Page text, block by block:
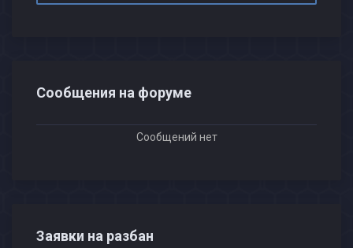
Сообщения на форуме
Сообщений нет
Заявки на разбан